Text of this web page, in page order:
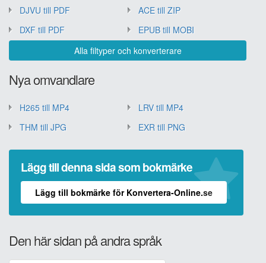
DJVU till PDF
ACE till ZIP
DXF till PDF
EPUB till MOBI
Alla filtyper och konverterare
Nya omvandlare
H265 till MP4
LRV till MP4
THM till JPG
EXR till PNG
Lägg till denna sida som bokmärke
Lägg till bokmärke för Konvertera-Online.se
Den här sidan på andra språk